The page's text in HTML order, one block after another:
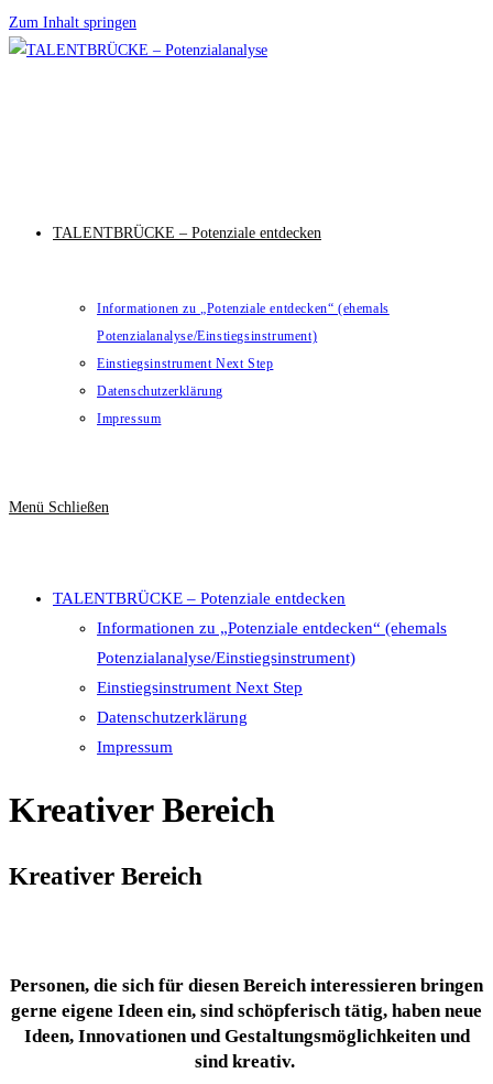
Zum Inhalt springen
TALENTBRÜCKE – Potenziale entdecken
Informationen zu „Potenziale entdecken“ (ehemals
Potenzialanalyse/Einstiegsinstrument)
Einstiegsinstrument Next Step
Datenschutzerklärung
Impressum
Menü Schließen
TALENTBRÜCKE – Potenziale entdecken
Informationen zu „Potenziale entdecken“ (ehemals
Potenzialanalyse/Einstiegsinstrument)
Einstiegsinstrument Next Step
Datenschutzerklärung
Impressum
Kreativer Bereich
Kreativer Bereich
Personen, die sich für diesen Bereich interessieren bringen
gerne eigene Ideen ein, sind schöpferisch tätig, haben neue
Ideen, Innovationen und Gestaltungsmöglichkeiten und
sind kreativ.